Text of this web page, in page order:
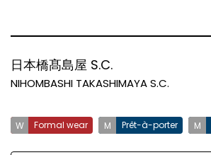
日本橋髙島屋 S.C.
NIHOMBASHI TAKASHIMAYA S.C.
Formal wear Prêt-à-porter